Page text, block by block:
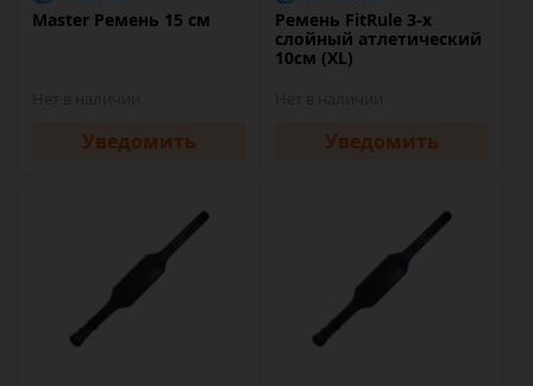
Master Ремень 15 см
Уведомить
Ремень FitRule 3-х
слойный атлетический
10см (XL)
Уведомить